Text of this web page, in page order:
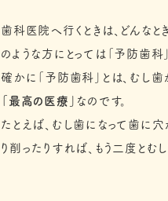
歯科医院へ行くときは、どんな
のような方にとっては「予防歯科
確かに「予防歯科」とは、むし
「最高の医療」 なのです。
たとえば、むし歯になって歯に
り削ったりすれば、もう二度とむ